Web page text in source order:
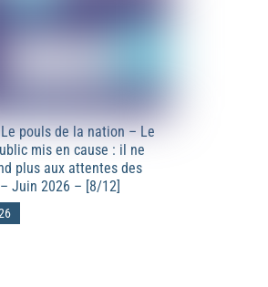
pouls de la nation – Le
mis en cause : il ne
plus aux attentes des
Juin 2026 – [8/12]